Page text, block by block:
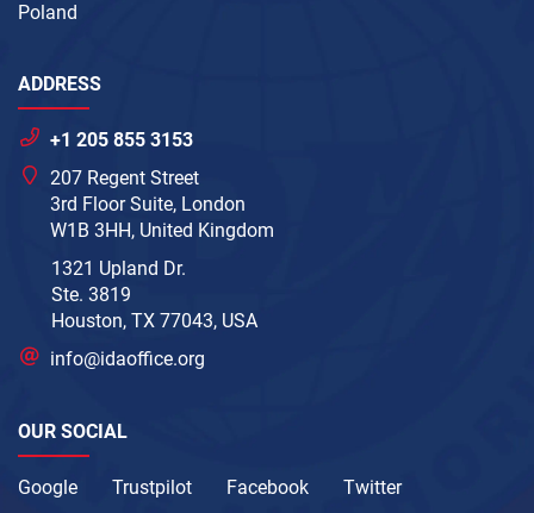
Poland
ADDRESS
+1 205 855 3153
207 Regent Street
3rd Floor Suite, London
W1B 3HH, United Kingdom
1321 Upland Dr.
Ste. 3819
Houston, TX 77043, USA
info@idaoffice.org
OUR SOCIAL
Google Trustpilot Facebook
Twitter